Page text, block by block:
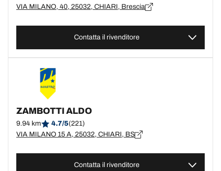
VIA MILANO, 40, 25032, CHIARI, Brescia
Contatta il rivenditore
ZAMBOTTI ALDO
9.94 km 4.7/5(221)
VIA MILANO 15 A, 25032, CHIARI, BS
Contatta il rivenditore